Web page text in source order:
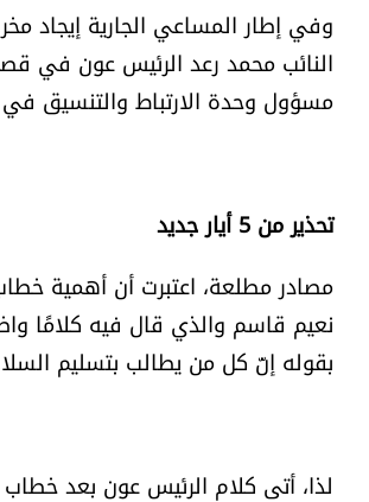
وفي إطار المساعي الجارية إيجاد
النائب محمد رعد الرئيس عون في
مسؤول وحدة الارتباط والتنسيق
تحذير من 5 أيار جديد
مصادر مطلعة، اعتبرت أن أهمية
نعيم قاسم والذي قال فيه كلامًا
بقوله إنّ كل من يطالب بتسليم
لذا، أتى كلام الرئيس عون بعد